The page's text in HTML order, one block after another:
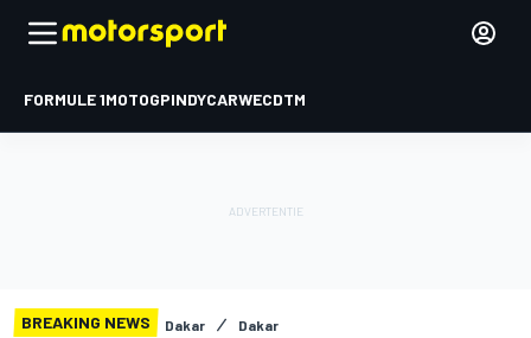
FORMULE 1MOTOGPINDYCARWECDTM
BREAKING NEWS Dakar Dakar